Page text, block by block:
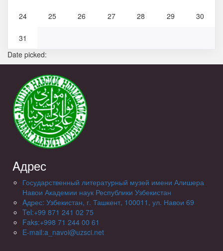
24 25 26 27 28 29 30
31
Date picked:
Aдрес
Государственный литературный музей имени Алишера
Навои Академии наук Республики Узбекистан
Aдрес: Узбекистан, г. Ташкент, 100011, ул. Навои 69
Tel:+99 871 241 02 75
Faks:+998 71 244 00 61
E-mail:a_navoi@uzsci.net